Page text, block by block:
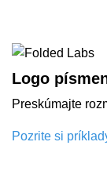
Logo
Preskúmajte
Pozrite si